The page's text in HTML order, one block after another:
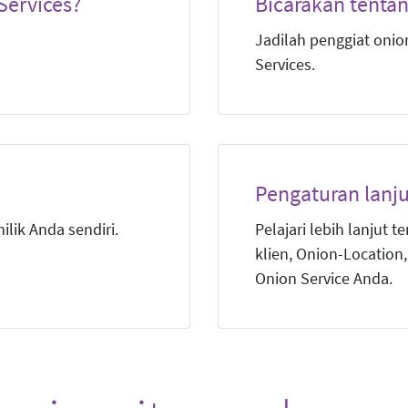
Jadilah penggiat
Services.
Anda sendiri.
Pengaturan
Pelajari lebih lanjut
klien, Onion-
Onion Service Anda.